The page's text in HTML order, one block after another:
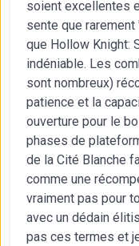
soient excellentes
sente que
que Hollow Knight:
indéniable. Les
sont nombreux)
patience et la
ouverture pour le
phases de
de la Cité Blanche
comme une
vraiment pas pour
avec un dédain
pas ces termes et